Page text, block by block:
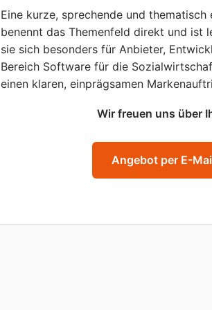
Eine kurze, sprechende und
benennt das Themenfeld direkt und ist
sie sich besonders für Anbieter,
Bereich Software für die
einen klaren, einprägsamen
Wir freuen uns über
Angebot per E-